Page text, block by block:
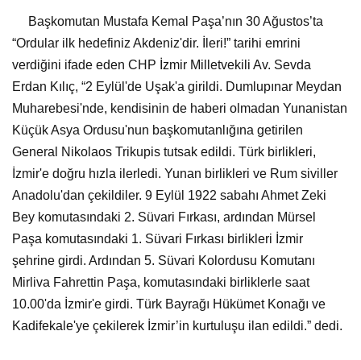
verdiğini ifade eden CHP İzmir Milletvekili Av. Sevda
Erdan Kılıç, “2 Eylül'de Uşak'a girildi. Dumlupınar Meydan
Muharebesi'nde, kendisinin de haberi olmadan Yunanistan
Küçük Asya Ordusu'nun başkomutanlığına getirilen
General Nikolaos Trikupis tutsak edildi. Türk birlikleri,
İzmir'e doğru hızla ilerledi. Yunan birlikleri ve Rum siviller
Anadolu'dan çekildiler. 9 Eylül 1922 sabahı Ahmet Zeki
Bey komutasındaki 2. Süvari Fırkası, ardından Mürsel
Paşa komutasındaki 1. Süvari Fırkası birlikleri İzmir
şehrine girdi. Ardından 5. Süvari Kolordusu Komutanı
Mirliva Fahrettin Paşa, komutasındaki birliklerle saat
10.00'da İzmir'e girdi. Türk Bayrağı Hükümet Konağı ve
Kadifekale'ye çekilerek İzmir’in kurtuluşu ilan edildi.” dedi.